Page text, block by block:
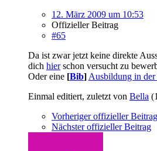
12. März 2009 um 10:53
Offizieller Beitrag
#65
Da ist zwar jetzt keine direkte
dich hierschon versucht zu
Oder eine [Bib] Ausbildung in
Einmal editiert, zuletzt von Bella (
Vorheriger offizieller Beitrag
Nächster offizieller Beitrag